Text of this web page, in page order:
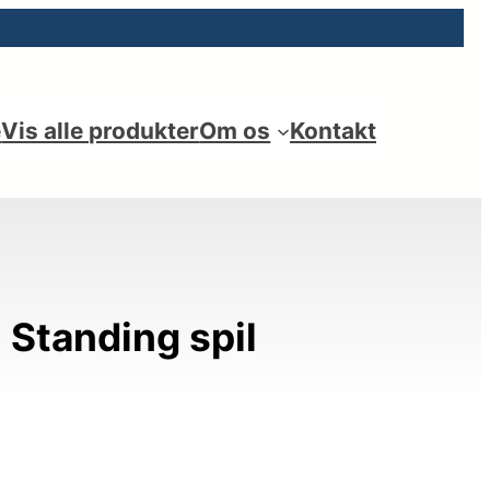
Vis alle produkterOm os Kontakt
Standing spil